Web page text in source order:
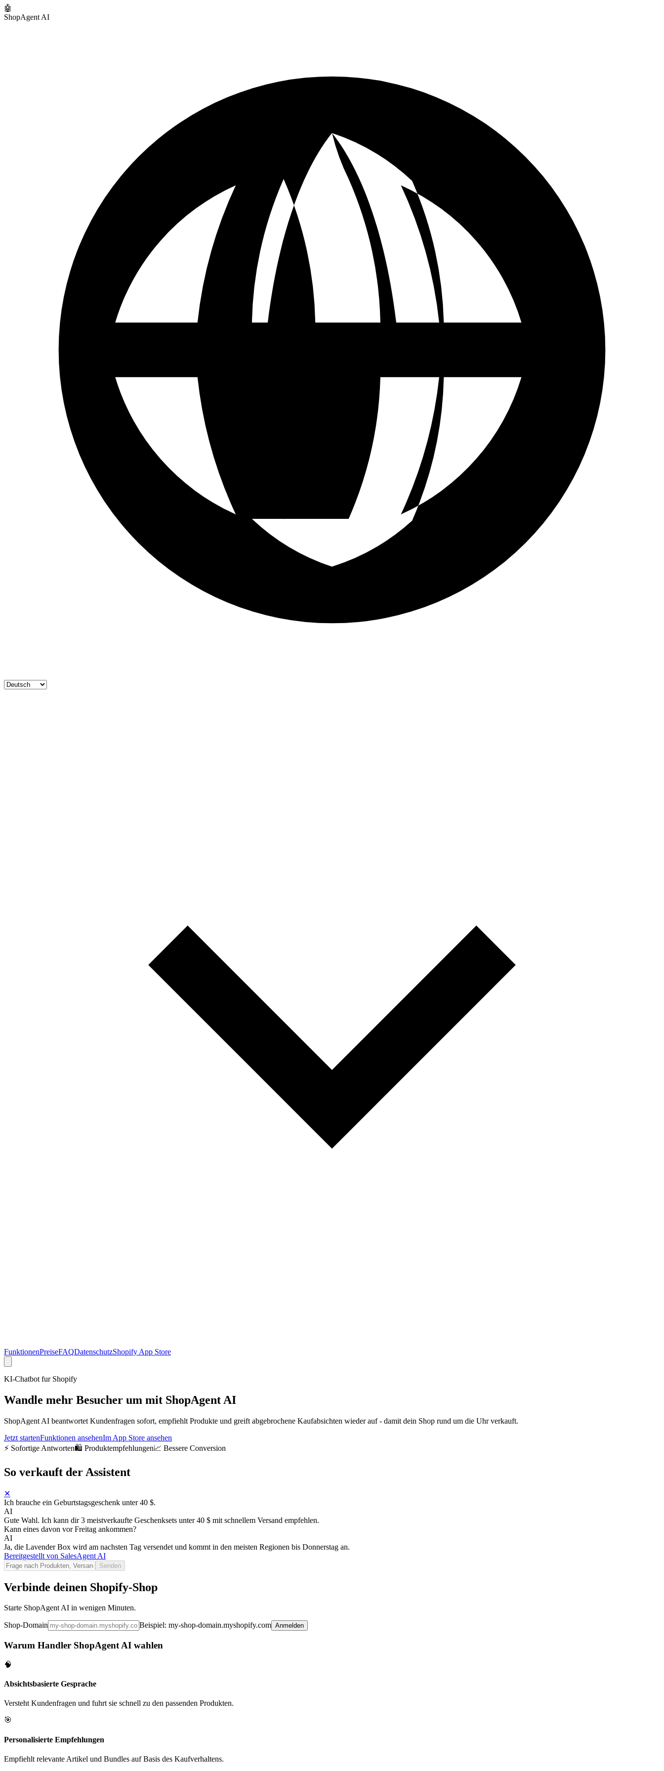
🤖
ShopAgent AI
FunktionenPreiseFAQDatenschutzShopify App Store
KI-Chatbot fur Shopify
Wandle mehr Besucher um mit ShopAgent AI
ShopAgent AI beantwortet Kundenfragen sofort, empfiehlt Produkte und greift abgebrochene Kaufabsichten wieder auf - damit dein Shop rund um die Uhr verkauft.
Jetzt startenFunktionen ansehenIm App Store ansehen
⚡ Sofortige Antworten🛍️ Produktempfehlungen📈 Bessere Conversion
So verkauft der Assistent
✕
Ich brauche ein Geburtstagsgeschenk unter 40 $.
AI
Gute Wahl. Ich kann dir 3 meistverkaufte Geschenksets unter 40 $ mit schnellem Versand empfehlen.
Kann eines davon vor Freitag ankommen?
AI
Ja, die Lavender Box wird am nachsten Tag versendet und kommt in den meisten Regionen bis Donnerstag an.
Bereitgestellt von SalesAgent AI
Senden
Verbinde deinen Shopify-Shop
Starte ShopAgent AI in wenigen Minuten.
Shop-Domain Beispiel: my-shop-domain.myshopify.com Anmelden
Warum Handler ShopAgent AI wahlen
🧠
Absichtsbasierte Gesprache
Versteht Kundenfragen und fuhrt sie schnell zu den passenden Produkten.
🎯
Personalisierte Empfehlungen
Empfiehlt relevante Artikel und Bundles auf Basis des Kaufverhaltens.